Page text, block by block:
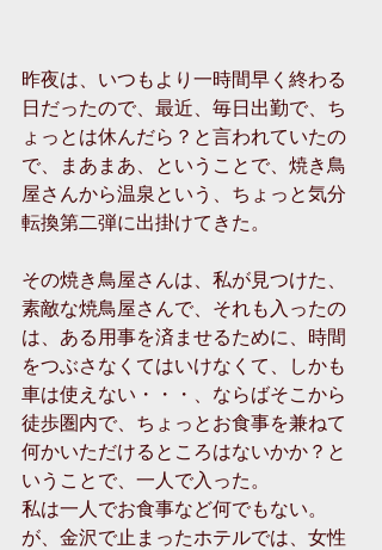
昨夜は、いつもより一時間早く終わる
日だったので、最近、毎日出勤で、ち
ょっとは休んだら？と言われていたの
で、まあまあ、ということで、焼き鳥
屋さんから温泉という、ちょっと気分
転換第二弾に出掛けてきた。
その焼き鳥屋さんは、私が見つけた、
素敵な焼鳥屋さんで、それも入ったの
は、ある用事を済ませるために、時間
をつぶさなくてはいけなくて、しかも
車は使えない・・・、ならばそこから
徒歩圏内で、ちょっとお食事を兼ねて
何かいただけるところはないかか？と
いうことで、一人で入った。
私は一人でお食事など何でもない。
が、金沢で止まったホテルでは、女性